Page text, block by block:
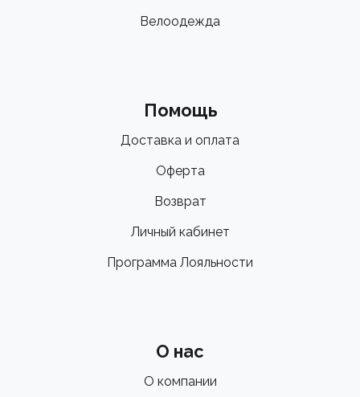
Велоодежда
Помощь
Доставка и оплата
Оферта
Возврат
Личный кабинет
Программа Лояльности
О нас
О компании